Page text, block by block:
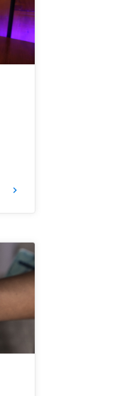
keyboard_arrow_right